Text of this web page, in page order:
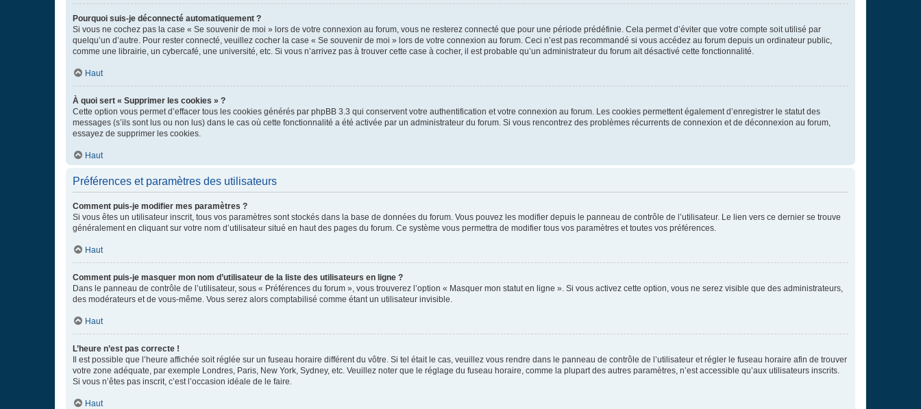
Pourquoi suis-je déconnecté automatiquement ?
Si vous ne cochez pas la case « Se souvenir de moi » lors de votre connexion au forum, vous ne resterez connecté que pour une période prédéfinie. Cela permet d’éviter que votre compte soit utilisé par
quelqu’un d’autre. Pour rester connecté, veuillez cocher la case « Se souvenir de moi » lors de votre connexion au forum. Ceci n’est pas recommandé si vous accédez au forum depuis un ordinateur public,
comme une librairie, un cybercafé, une université, etc. Si vous n’arrivez pas à trouver cette case à cocher, il est probable qu’un administrateur du forum ait désactivé cette fonctionnalité.
Haut
À quoi sert « Supprimer les cookies » ?
Cette option vous permet d’effacer tous les cookies générés par phpBB 3.3 qui conservent votre authentification et votre connexion au forum. Les cookies permettent également d’enregistrer le statut des
messages (s’ils sont lus ou non lus) dans le cas où cette fonctionnalité a été activée par un administrateur du forum. Si vous rencontrez des problèmes récurrents de connexion et de déconnexion au forum,
essayez de supprimer les cookies.
Haut
Préférences et paramètres des utilisateurs
Comment puis-je modifier mes paramètres ?
Si vous êtes un utilisateur inscrit, tous vos paramètres sont stockés dans la base de données du forum. Vous pouvez les modifier depuis le panneau de contrôle de l’utilisateur. Le lien vers ce dernier se trouve
généralement en cliquant sur votre nom d’utilisateur situé en haut des pages du forum. Ce système vous permettra de modifier tous vos paramètres et toutes vos préférences.
Haut
Comment puis-je masquer mon nom d’utilisateur de la liste des utilisateurs en ligne ?
Dans le panneau de contrôle de l’utilisateur, sous « Préférences du forum », vous trouverez l’option « Masquer mon statut en ligne ». Si vous activez cette option, vous ne serez visible que des administrateurs,
des modérateurs et de vous-même. Vous serez alors comptabilisé comme étant un utilisateur invisible.
Haut
L’heure n’est pas correcte !
Il est possible que l’heure affichée soit réglée sur un fuseau horaire différent du vôtre. Si tel était le cas, veuillez vous rendre dans le panneau de contrôle de l’utilisateur et régler le fuseau horaire afin de trouver
votre zone adéquate, par exemple Londres, Paris, New York, Sydney, etc. Veuillez noter que le réglage du fuseau horaire, comme la plupart des autres paramètres, n’est accessible qu’aux utilisateurs inscrits.
Si vous n’êtes pas inscrit, c’est l’occasion idéale de le faire.
Haut